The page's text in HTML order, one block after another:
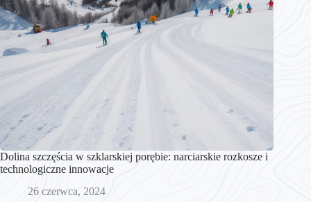
Dolina szczęścia w szklarskiej porębie: narciarskie rozkosze i
technologiczne innowacje
26 czerwca, 2024